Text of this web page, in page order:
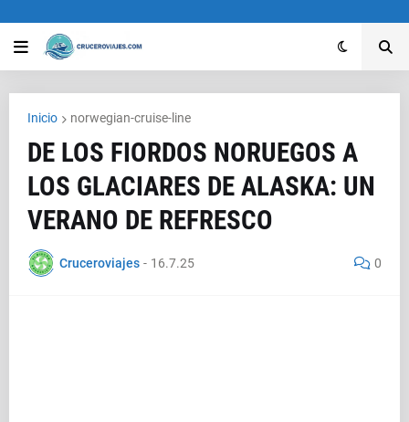
Inicio norwegian-cruise-line
DE LOS FIORDOS NORUEGOS A
LOS GLACIARES DE ALASKA: UN
VERANO DE REFRESCO
Cruceroviajes - 16.7.25 0